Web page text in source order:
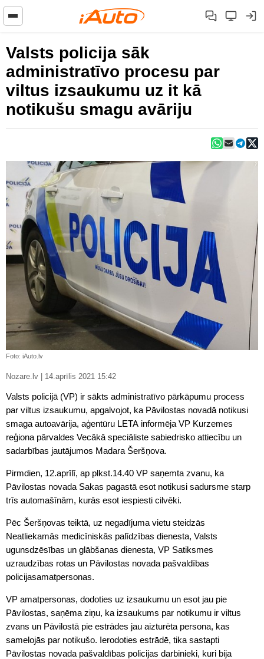
Valsts policija sāk
administratīvo procesu par
viltus izsaukumu uz it kā
notikušu smagu avāriju
Foto: iAuto.lv
Nozare.lv | 14.aprīlis 2021 15:42
Valsts policijā (VP) ir sākts administratīvo pārkāpumu process
par viltus izsaukumu, apgalvojot, ka Pāvilostas novadā notikusi
smaga autoavārija, aģentūru LETA informēja VP Kurzemes
reģiona pārvaldes Vecākā speciāliste sabiedrisko attiecību un
sadarbības jautājumos Madara Šeršņova.
Pirmdien, 12.aprīlī, ap plkst.14.40 VP saņemta zvanu, ka
Pāvilostas novada Sakas pagastā esot notikusi sadursme starp
trīs automašīnām, kurās esot iespiesti cilvēki.
Pēc Šeršņovas teiktā, uz negadījuma vietu steidzās
Neatliekamās medicīniskās palīdzības dienesta, Valsts
ugunsdzēsības un glābšanas dienesta, VP Satiksmes
uzraudzības rotas un Pāvilostas novada pašvaldības
policijasamatpersonas.
VP amatpersonas, dodoties uz izsaukumu un esot jau pie
Pāvilostas, saņēma ziņu, ka izsaukums par notikumu ir viltus
zvans un Pāvilostā pie estrādes jau aizturēta persona, kas
samelojās par notikušo. Ierodoties estrādē, tika sastapti
Pāvilostas novada pašvaldības policijas darbinieki, kuri bija